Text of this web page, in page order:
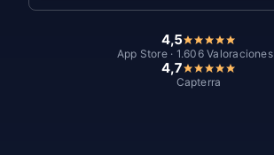
4,5
App Store · 1.606 Valoraciones
4,7
Capterra